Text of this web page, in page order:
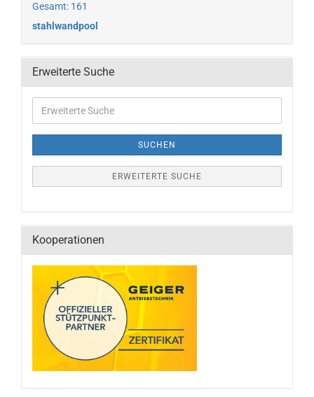
Gesamt: 161
stahlwandpool
Erweiterte Suche
SUCHEN
ERWEITERTE SUCHE
Kooperationen